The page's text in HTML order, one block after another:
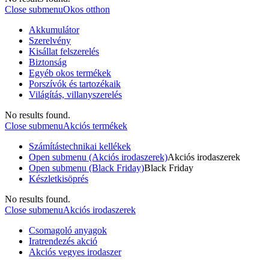
Close submenuOkos otthon
Akkumulátor
Szerelvény
Kisállat felszerelés
Biztonság
Egyéb okos termékek
Porszívók és tartozékaik
Világítás, villanyszerelés
No results found.
Close submenuAkciós termékek
Számítástechnikai kellékek
Open submenu (Akciós irodaszerek)Akciós irodaszerek
Open submenu (Black Friday)Black Friday
Készletkisöprés
No results found.
Close submenuAkciós irodaszerek
Csomagoló anyagok
Iratrendezés akció
Akciós vegyes irodaszer